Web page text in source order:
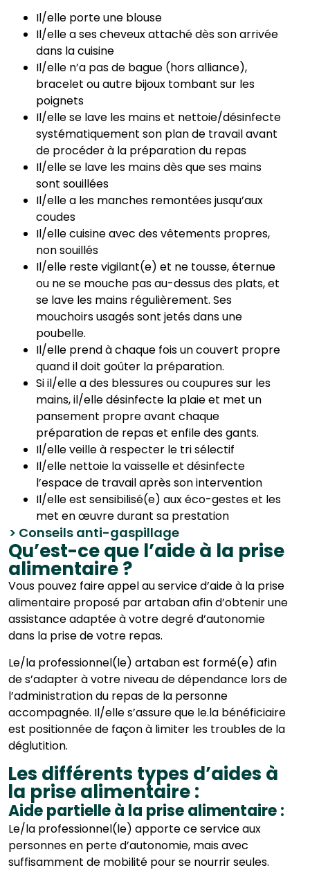
Il/elle porte une blouse
Il/elle a ses cheveux attaché dès son arrivée
dans la cuisine
Il/elle n’a pas de bague (hors alliance),
bracelet ou autre bijoux tombant sur les
poignets
Il/elle se lave les mains et nettoie/désinfecte
systématiquement son plan de travail avant
de procéder à la préparation du repas
Il/elle se lave les mains dès que ses mains
sont souillées
Il/elle a les manches remontées jusqu’aux
coudes
Il/elle cuisine avec des vêtements propres,
non souillés
Il/elle reste vigilant(e) et ne tousse, éternue
ou ne se mouche pas au-dessus des plats, et
se lave les mains régulièrement. Ses
mouchoirs usagés sont jetés dans une
poubelle.
Il/elle prend à chaque fois un couvert propre
quand il doit goûter la préparation.
Si il/elle a des blessures ou coupures sur les
mains, il/elle désinfecte la plaie et met un
pansement propre avant chaque
préparation de repas et enfile des gants.
Il/elle veille à respecter le tri sélectif
Il/elle nettoie la vaisselle et désinfecte
l’espace de travail après son intervention
Il/elle est sensibilisé(e) aux éco-gestes et les
met en œuvre durant sa prestation
> Conseils anti-gaspillage
Qu’est-ce que l’aide à la prise
alimentaire ?
Vous pouvez faire appel au service d’aide à la prise
alimentaire proposé par artaban afin d’obtenir une
assistance adaptée à votre degré d’autonomie
dans la prise de votre repas.
Le/la professionnel(le) artaban est formé(e) afin
de s’adapter à votre niveau de dépendance lors de
l’administration du repas de la personne
accompagnée. Il/elle s’assure que le.la bénéficiaire
est positionnée de façon à limiter les troubles de la
déglutition.
Les différents types d’aides à
la prise alimentaire :
Aide partielle à la prise alimentaire :
Le/la professionnel(le) apporte ce service aux
personnes en perte d’autonomie, mais avec
suffisamment de mobilité pour se nourrir seules.